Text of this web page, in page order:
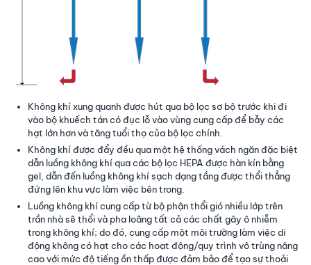
Không khí xung quanh được hút qua bộ lọc sơ bộ trước khi đi
vào bộ khuếch tán có đục lỗ vào vùng cung cấp để bẫy các
hạt lớn hơn và tăng tuổi thọ của bộ lọc chính.
Không khí được đẩy đều qua một hệ thống vách ngăn đặc biệt
dẫn luồng không khí qua các bộ lọc HEPA được hàn kín bằng
gel, dẫn đến luồng không khí sạch dạng tầng được thổi thẳng
đứng lên khu vực làm việc bên trong.
Luồng không khí cung cấp từ bộ phận thổi gió nhiều lớp trên
trần nhà sẽ thổi và pha loãng tất cả các chất gây ô nhiễm
trong không khí; do đó, cung cấp một môi trường làm việc di
động không có hạt cho các hoạt động/quy trình vô trùng nâng
cao với mức độ tiếng ồn thấp được đảm bảo để tạo sự thoải